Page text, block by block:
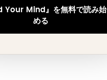
Your Mind』を無料で読み始
める